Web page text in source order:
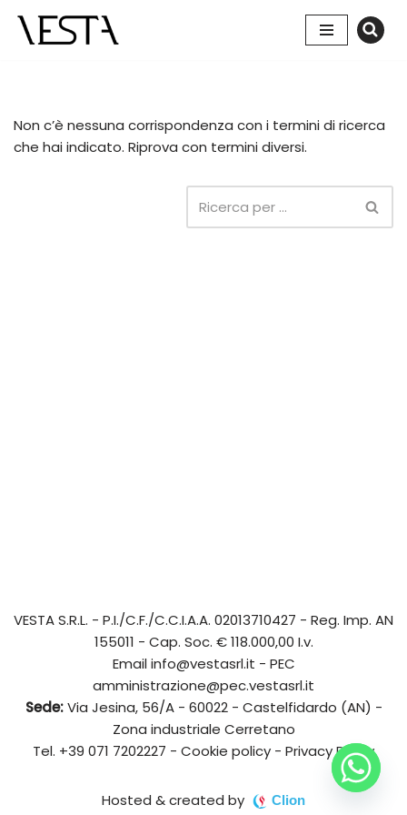
Vai
Non c’è nessuna corrispondenza con i termini di ricerca
che hai indicato. Riprova con termini diversi.
VESTA S.R.L. - P.I./C.F./C.C.I.A.A. 02013710427 - Reg. Imp. AN
155011 - Cap. Soc. € 118.000,00 I.v.
Emailinfo@vestasrl.it - PEC
amministrazione@pec.vestasrl.it
Sede:Via Jesina, 56/A - 60022 - Castelfidardo (AN) -
Zona industriale Cerretano
Tel. +39 071 7202227 - Cookie policy - Privacy Policy
Hosted & created by Clion